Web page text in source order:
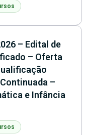
– Edital de
– Oferta
–
e Infância